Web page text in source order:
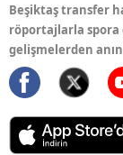
Beşiktaş transfer
röportajlarla spora
gelişmelerden